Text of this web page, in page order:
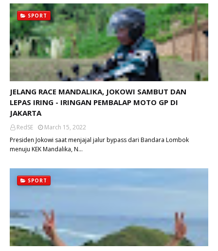
SPORT
JELANG RACE MANDALIKA, JOKOWI SAMBUT DAN
LEPAS IRING - IRINGAN PEMBALAP MOTO GP DI
JAKARTA
RedSE
March 15, 2022
Presiden Jokowi saat menjajal jalur bypass dari Bandara Lombok
menuju KEK Mandalika, N…
SPORT